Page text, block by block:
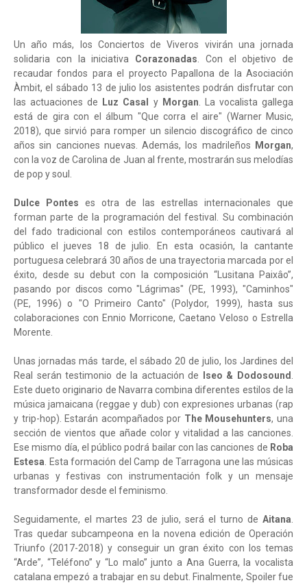
Un año más, los Conciertos de Viveros vivirán una jornada
solidaria con la iniciativa Corazonadas. Con el objetivo de
recaudar fondos para el proyecto Papallona de la Asociación
Àmbit, el sábado 13 de julio los asistentes podrán disfrutar con
las actuaciones de
Luz Casal y Morgan. La vocalista gallega
está de gira con el álbum "Que corra el aire" (Warner Music,
2018), que sirvió para romper un silencio discográfico de cinco
años sin canciones nuevas. Además, los madrileños
Morgan,
con la voz de Carolina de Juan al frente, mostrarán sus melodías
de pop y soul.
Dulce Pontes es otra de las estrellas internacionales que
forman parte de la programación del festival. Su combinación
del fado tradicional con estilos contemporáneos cautivará al
público el jueves 18 de julio. En esta ocasión, la cantante
portuguesa celebrará 30 años de una trayectoria marcada por el
éxito, desde su debut con la composición “Lusitana Paixâo”,
pasando por discos como "Lágrimas" (PE, 1993), "Caminhos"
(PE, 1996) o "O Primeiro Canto" (Polydor, 1999), hasta sus
colaboraciones con Ennio Morricone, Caetano Veloso o Estrella
Morente.
Unas jornadas más tarde, el sábado 20 de julio, los Jardines del
Real serán testimonio de la actuación de
Iseo & Dodosound .
Este dueto originario de Navarra combina diferentes estilos de la
música jamaicana (reggae y dub) con expresiones urbanas (rap
y trip-hop). Estarán acompañados por The Mousehunters, una
sección de vientos que añade color y vitalidad a las canciones.
Ese mismo día, el público podrá bailar con las canciones de Roba
Estesa. Esta formación del Camp de Tarragona une las músicas
urbanas y festivas con instrumentación folk y un mensaje
transformador desde el feminismo.
Seguidamente, el martes 23 de julio, será el turno de Aitana.
Tras quedar subcampeona en la novena edición de Operación
Triunfo (2017-2018) y conseguir un gran éxito con los temas
“Arde”, “Teléfono” y “Lo malo” junto a Ana Guerra, la vocalista
catalana empezó a trabajar en su debut. Finalmente, Spoiler fue